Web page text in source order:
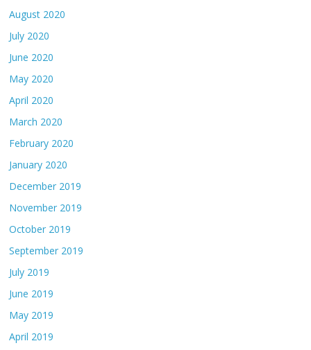
August 2020
July 2020
June 2020
May 2020
April 2020
March 2020
February 2020
January 2020
December 2019
November 2019
October 2019
September 2019
July 2019
June 2019
May 2019
April 2019